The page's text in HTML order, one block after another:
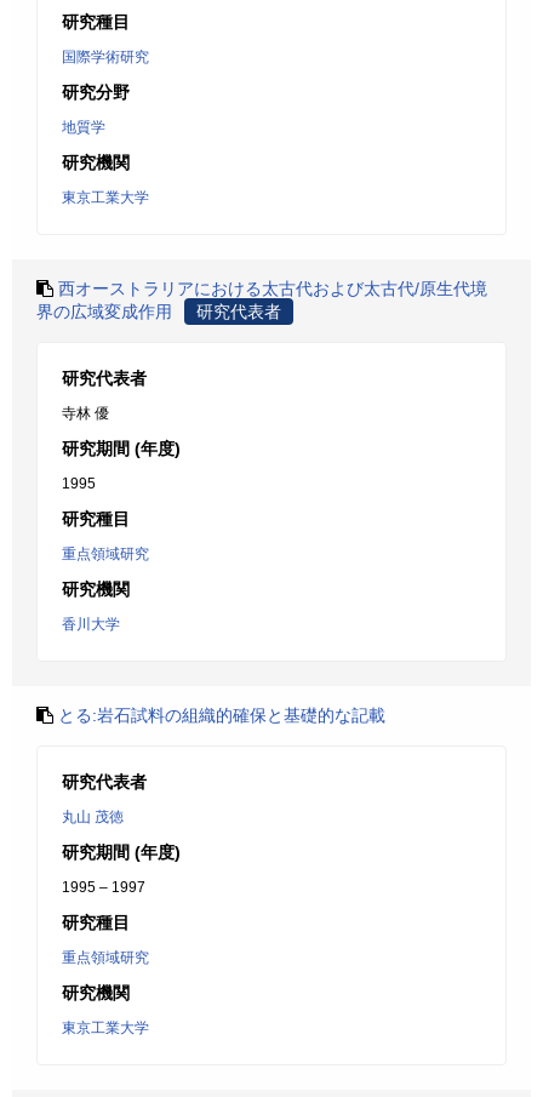
研究種目
国際学術研究
研究分野
地質学
研究機関
東京工業大学
西オーストラリアにおける太古代および太古代/原生代境
界の広域変成作用
研究代表者
研究代表者
寺林 優
研究期間 (年度)
1995
研究種目
重点領域研究
研究機関
香川大学
とる:岩石試料の組織的確保と基礎的な記載
研究代表者
丸山 茂徳
研究期間 (年度)
1995 – 1997
研究種目
重点領域研究
研究機関
東京工業大学